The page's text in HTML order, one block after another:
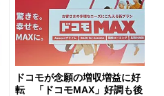
ドコモが念願の増収増益に好
転 「ドコモMAX」好調も後